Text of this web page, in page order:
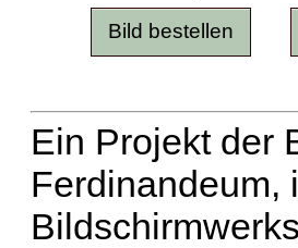
Ein Projekt der
Ferdinandeum,